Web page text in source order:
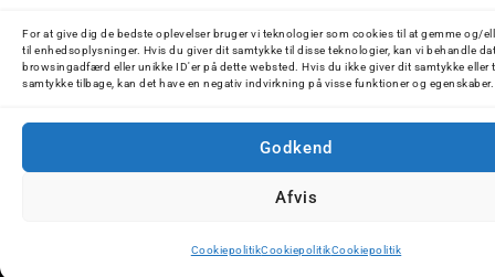
For at give dig de bedste oplevelser bruger vi teknologier som cookies til at gemme og/
til enhedsoplysninger. Hvis du giver dit samtykke til disse teknologier, kan vi behandle
browsingadfærd eller unikke ID'er på dette websted. Hvis du ikke giver dit samtykke eller
samtykke tilbage, kan det have en negativ indvirkning på visse funktioner og egenskaber.
Godkend
Afvis
CookiepolitikCookiepolitikCookiepolitik